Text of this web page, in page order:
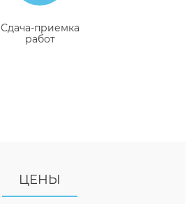
Сдача-приемка
работ
ЦЕНЫ